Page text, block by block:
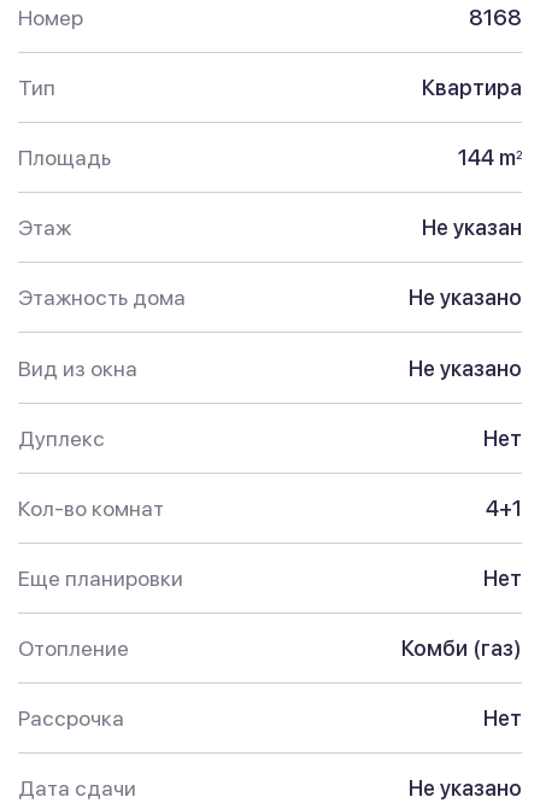
Номер 8168
Тип Квартира
Площадь 144 m2
Этаж Не указан
Этажность дома Не указано
Вид из окна Не указано
Дуплекс Нет
Кол-во комнат 4+1
Еще планировки Нет
Отопление Комби (газ)
Рассрочка Нет
Дата сдачи Не указано